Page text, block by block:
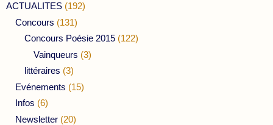
ACTUALITES (192)
Concours (131)
Concours Poésie 2015 (122)
Vainqueurs (3)
littéraires (3)
Evénements (15)
Infos (6)
Newsletter (20)